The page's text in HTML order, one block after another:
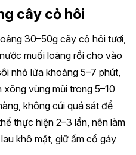
cây cỏ hôi
30–50g cây cỏ hôi tươi,
muối loãng rồi cho vào
nhỏ lửa khoảng 5–7 phút,
vùng mũi trong 5–10
không cúi quá sát để
thực hiện 2–3 lần, nên làm
khô mặt, giữ ấm cổ gáy